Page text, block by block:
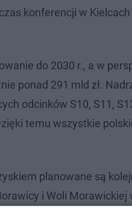
konferencji w
do 2030 r., a w
ponad 291 mld zł.
odcinków S10, S11,
temu wszystkie
planowane są
i Woli Morawickiej